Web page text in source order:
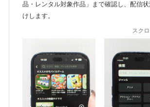
品・レンタル対象作品」まで確認し、配信
けします。
スク